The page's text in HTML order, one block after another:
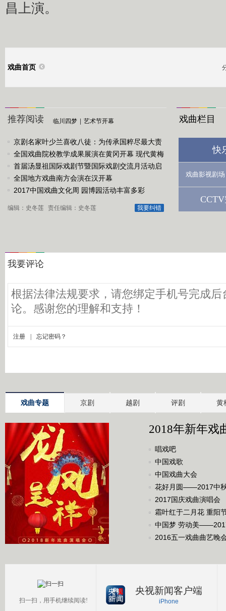
昌上演。
戏曲首页
推荐阅读 临川四梦 艺术节开幕
京剧名家叶少兰喜收八徒：为传承国粹尽最大责
任
全国戏曲院校教学成果展演在黄冈开幕 现代黄梅
戏《槐花谣》倾情..
首届汤显祖国际戏剧节暨国际戏剧交流月活动启
动
全国地方戏曲南方会演在汉开幕
2017中国戏曲文化周 园博园活动丰富多彩
我要纠错
编辑：史冬莲 责任编辑：史冬莲
戏曲栏目
快
戏曲影视剧场
戏曲专题 京剧 越剧 评剧 黄
2018年新年戏
唱戏吧
中国戏歌
中国戏曲大会
花好月圆——2017中
2017国庆戏曲演唱会
霜叶红于二月花 重阳
中国梦 劳动美
2016五一戏曲曲艺晚
扫一扫，用手机继续阅读!
央视新闻客户端
iPhone